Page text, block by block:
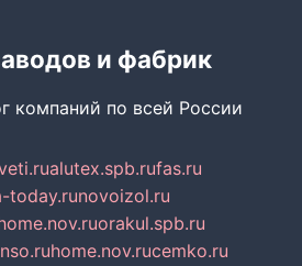
и фабрик
компаний по всей России
alutex.spb.rufas.ru
today.runovoizol.ru
orakul.spb.ru
home.nov.rucemko.ru